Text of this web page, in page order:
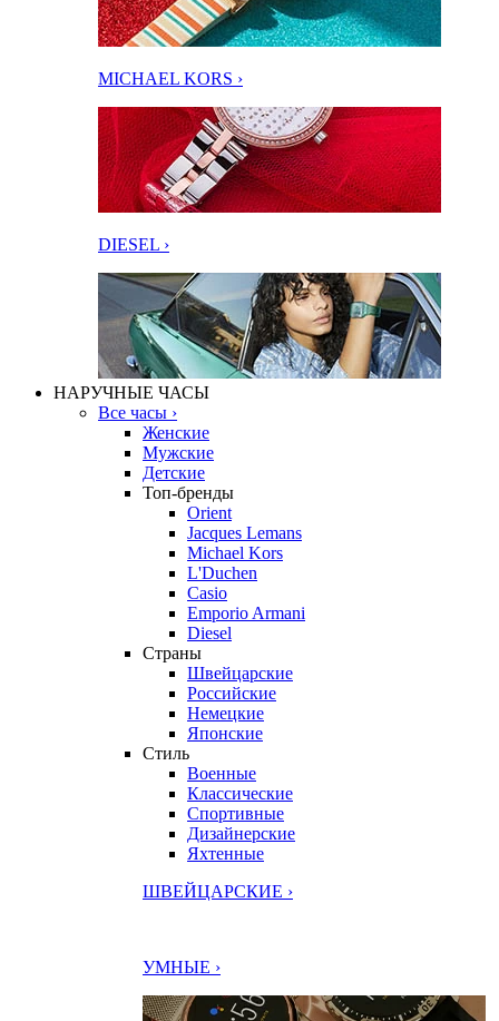
MICHAEL KORS ›
DIESEL ›
НАРУЧНЫЕ ЧАСЫ
Все часы ›
Женские
Мужские
Детские
Топ-бренды
Orient
Jacques Lemans
Michael Kors
L'Duchen
Casio
Emporio Armani
Diesel
Страны
Швейцарские
Российские
Немецкие
Японские
Стиль
Военные
Классические
Спортивные
Дизайнерские
Яхтенные
ШВЕЙЦАРСКИЕ ›
УМНЫЕ ›